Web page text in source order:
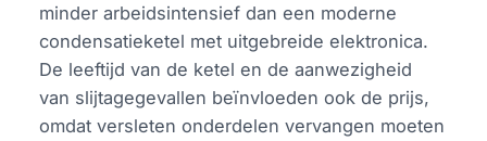
minder arbeidsintensief dan een moderne
condensatieketel met uitgebreide elektronica.
De leeftijd van de ketel en de aanwezigheid
van slijtagegevallen beïnvloeden ook de prijs,
omdat versleten onderdelen vervangen moeten